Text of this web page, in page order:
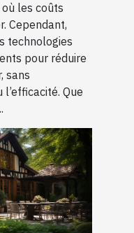
les coûts
Cependant,
technologies
pour réduire
sans
Que